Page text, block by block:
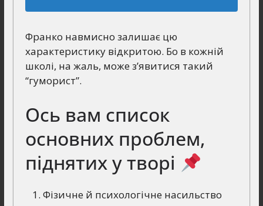
Франко навмисно залишає цю
характеристику відкритою. Бо в кожній
школі, на жаль, може з’явитися такий
“гуморист”.
Ось вам список
основних проблем,
піднятих у творі
Фізичне й психологічне насильство